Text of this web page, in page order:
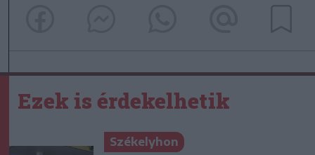
Ezek is érdekelhetik
Székelyhon